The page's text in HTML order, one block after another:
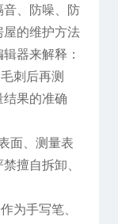
音、防噪、防
屋的维护方法
器来解释：
刺后再测
果的准确
面、测量表
擅自拆卸、
为手写笔、